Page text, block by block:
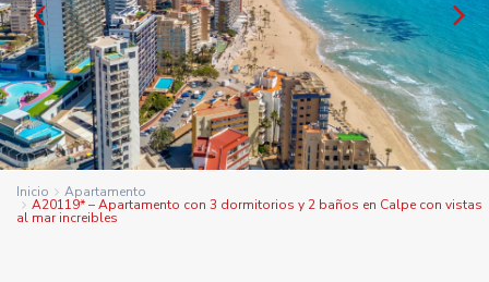
Inicio Apartamento
A20119* – Apartamento con 3 dormitorios y 2 baños en Calpe con vistas
al mar increibles